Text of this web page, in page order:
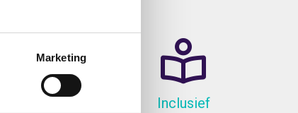
Marketing
Inclusief